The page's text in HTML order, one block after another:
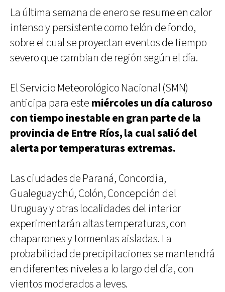
La última semana de enero se resume en calor
intenso y persistente como telón de fondo,
sobre el cual se proyectan eventos de tiempo
severo que cambian de región según el día.
El Servicio Meteorológico Nacional (SMN)
anticipa para este miércoles un día caluroso
con tiempo inestable en gran parte de la
provincia de Entre Ríos, la cual salió del
alerta por temperaturas extremas.
Las ciudades de Paraná, Concordia,
Gualeguaychú, Colón, Concepción del
Uruguay y otras localidades del interior
experimentarán altas temperaturas, con
chaparrones y tormentas aisladas. La
probabilidad de precipitaciones se mantendrá
en diferentes niveles a lo largo del día, con
vientos moderados a leves.